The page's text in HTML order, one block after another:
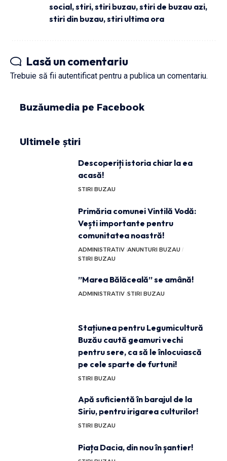
social,stiri,stiri buzau,stiri de buzau azi,
stiri din buzau,stiri ultima ora
Lasă un comentariu
Trebuie să fii autentificat pentru a publica un comentariu.
Buzăumedia pe Facebook
Ultimele știri
Descoperiți istoria chiar la ea
acasă!
STIRI BUZAU
Primăria comunei Vintilă Vodă:
Vești importante pentru
comunitatea noastră!
ADMINISTRATIV ANUNTURI BUZAU
STIRI BUZAU
”Marea Bălăceală” se amână!
ADMINISTRATIV STIRI BUZAU
Stațiunea pentru Legumicultură
Buzău caută geamuri vechi
pentru sere, ca să le înlocuiască
pe cele sparte de furtuni!
STIRI BUZAU
Apă suficientă în barajul de la
Siriu, pentru irigarea culturilor!
STIRI BUZAU
Piața Dacia, din nou în șantier!